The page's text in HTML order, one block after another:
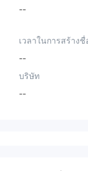
--
เวลาในการสร้างชื่
--
บริษัท
--